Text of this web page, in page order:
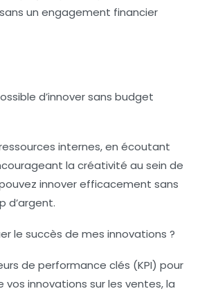
un engagement financier
d’innover sans budget
internes, en écoutant
la créativité au sein de
innover efficacement sans
d’argent.
le succès de mes innovations ?
de performance clés (KPI) pour
vos innovations sur les ventes, la